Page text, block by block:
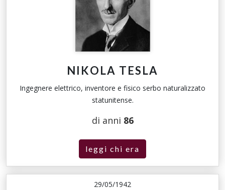
NIKOLA TESLA
Ingegnere elettrico, inventore e fisico serbo naturalizzato
statunitense.
di anni 86
leggi chi era
29/05/1942